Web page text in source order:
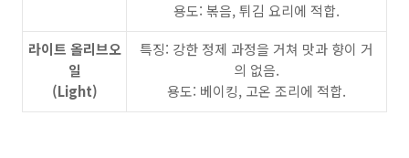
용도: 볶음, 튀김 요리에 적합.
라이트 올리브오
일
(Light)
특징: 강한 정제 과정을 거쳐 맛과 향이 거
의 없음.
용도: 베이킹, 고온 조리에 적합.